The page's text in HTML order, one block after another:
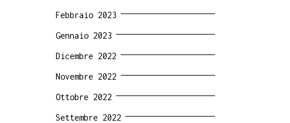
Febbraio 2023
Gennaio 2023
Dicembre 2022
Novembre 2022
Ottobre 2022
Settembre 2022